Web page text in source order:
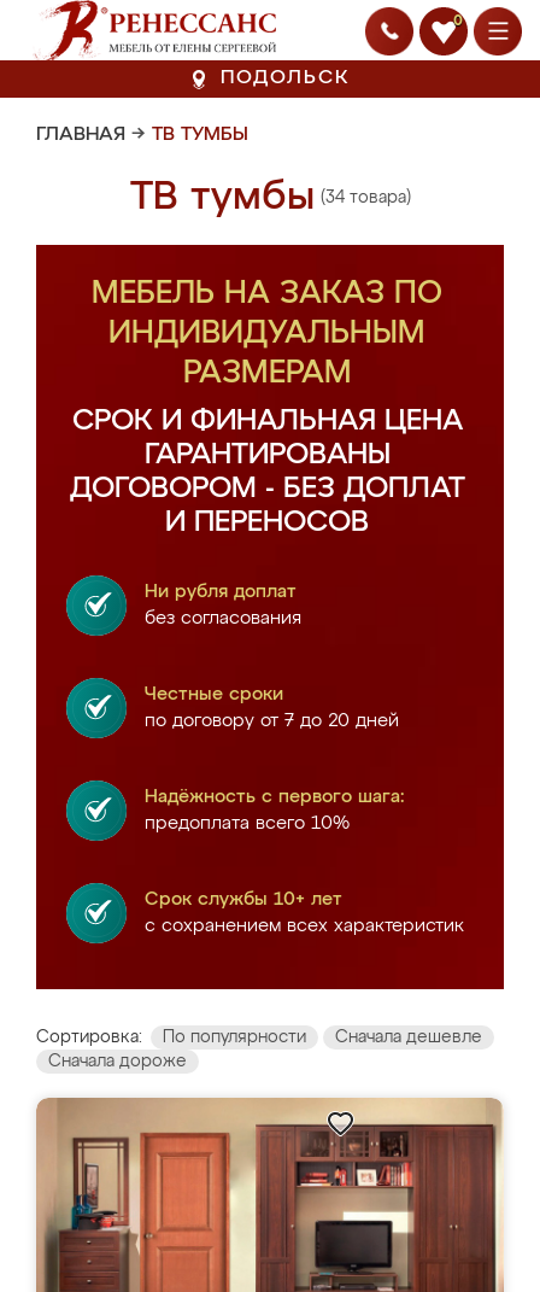
0
ПОДОЛЬСК
ГЛАВНАЯ → ТВ ТУМБЫ
ТВ тумбы (34 товара)
МЕБЕЛЬ НА ЗАКАЗ ПО
ИНДИВИДУАЛЬНЫМ
РАЗМЕРАМ
СРОК И ФИНАЛЬНАЯ ЦЕНА
ГАРАНТИРОВАНЫ
ДОГОВОРОМ - БЕЗ ДОПЛАТ
И ПЕРЕНОСОВ
Ни рубля доплат
без согласования
Честные сроки
по договору от 7 до 20 дней
Надёжность с первого шага:
предоплата всего 10%
Срок службы 10+ лет
с сохранением всех характеристик
Сортировка: По популярности
Сначала дешевле
Сначала дороже